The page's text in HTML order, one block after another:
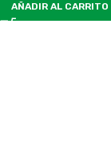
AÑADIR AL CARRITO